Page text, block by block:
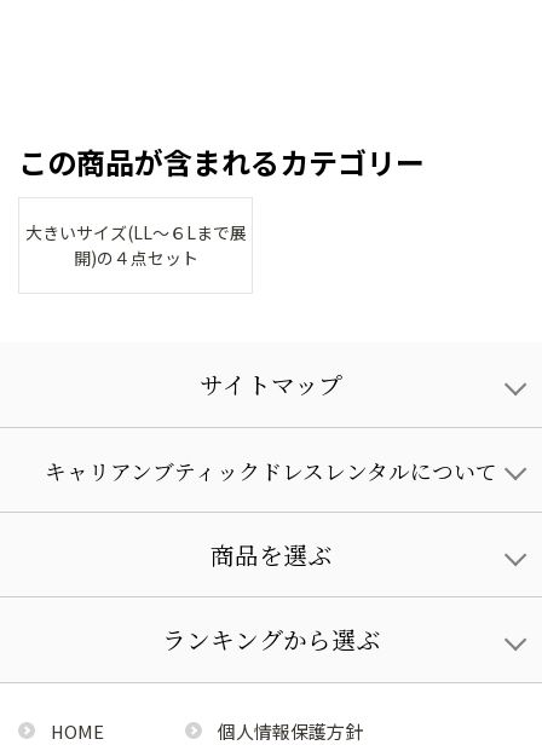
この商品が含まれるカテゴリー
大きいサイズ(LL～６Lまで展
開)の４点セット
サイトマップ
キャリアンブティックドレスレンタルについて
商品を選ぶ
ランキングから選ぶ
HOME 個人情報保護方針